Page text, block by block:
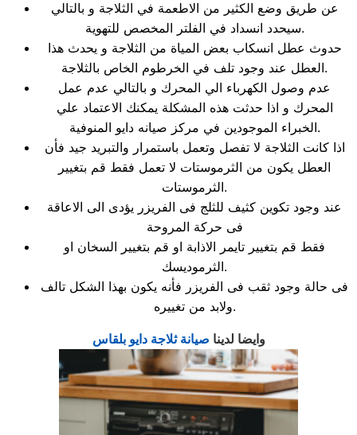
عن طريق وضع الكثير من الاطعمة في الثلاجة و بالتالي
سيحدد انسداد في الفلتر المخصص للتهوية.
حدوث عطل انسكاب بعض المياة من الثلاجة و يحدث هذا
العطل عند وجود تلف في الخرطوم الخاص بالثلاجة.
عدم وصول الكهرباء الي المحرك و بالتالي عدم عمل
المحرك و اذا حدثت هذه المشكلة يمكنك الاعتماد علي
الخبراء الموجودين في مركز صيانه دايو المنوفية.
اذا كانت الثلاجة لا تفصل وتعمل باستمرار والتبريد جيد فأن
العطل يكون من الثرموستات لا تعمل فقط قم بتغيير
الثرموستات.
عند وجود تكوين كثيف للثلج فى الفريزر يؤدى الى الاعاقة
فى حركة المروحة
فقط قم بتغيير تايمر الاذابة او قم بتغيير السخان او
الثرموديسك.
فى حالة وجود ثقب فى الفريزر فأنه يكون بهذا الشكل تالف
ولابد من تغييره.
وايضا لدينا صيانة ثلاجة دايو بلقاس